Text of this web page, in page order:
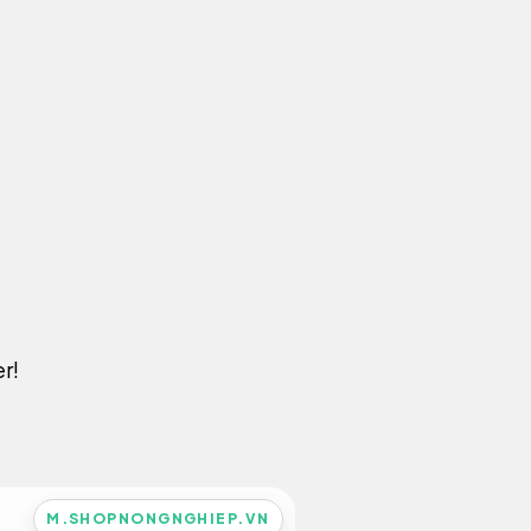
M.SHOPNONGNGHIEP.VN